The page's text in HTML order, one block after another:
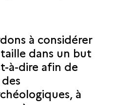
à considérer
dans un but
à-dire afin de
à